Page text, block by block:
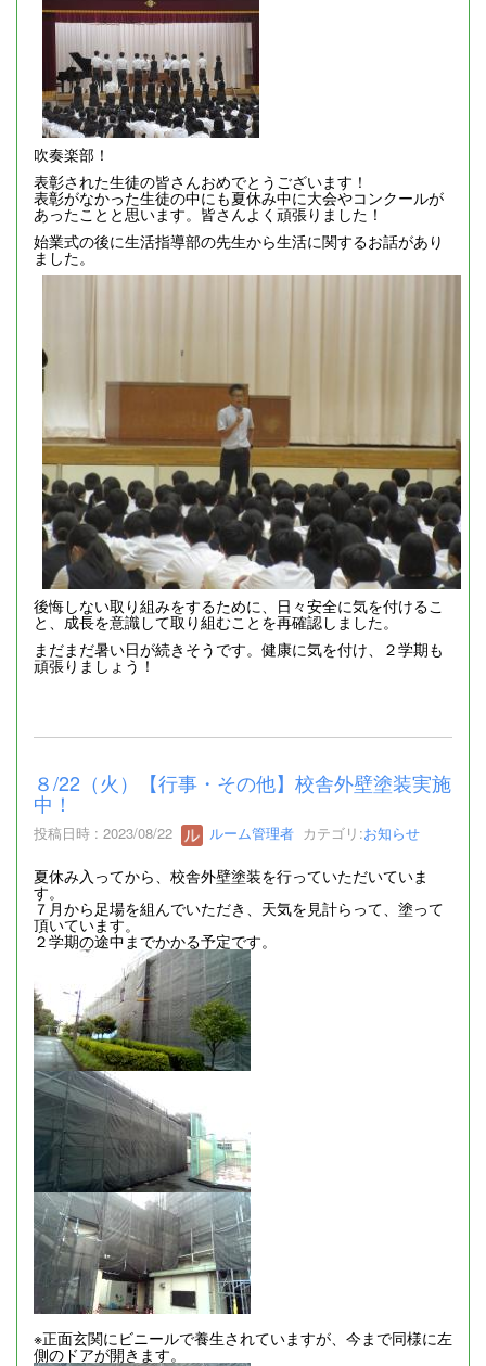
吹奏楽部！
表彰された生徒の皆さんおめでとうございます！
表彰がなかった生徒の中にも夏休み中に大会やコンクールが
あったことと思います。皆さんよく頑張りました！
始業式の後に生活指導部の先生から生活に関するお話があり
ました。
後悔しない取り組みをするために、日々安全に気を付けるこ
と、成長を意識して取り組むことを再確認しました。
まだまだ暑い日が続きそうです。健康に気を付け、２学期も
頑張りましょう！
８/22（火）【行事・その他】校舎外壁塗装実施
中！
投稿日時 : 2023/08/22 ルーム管理者 カテゴリ:お知らせ
夏休み入ってから、校舎外壁塗装を行っていただいていま
す。
７月から足場を組んでいただき、天気を見計らって、塗って
頂いています。
２学期の途中までかかる予定です。
※正面玄関にビニールで養生されていますが、今まで同様に左
側のドアが開きます。